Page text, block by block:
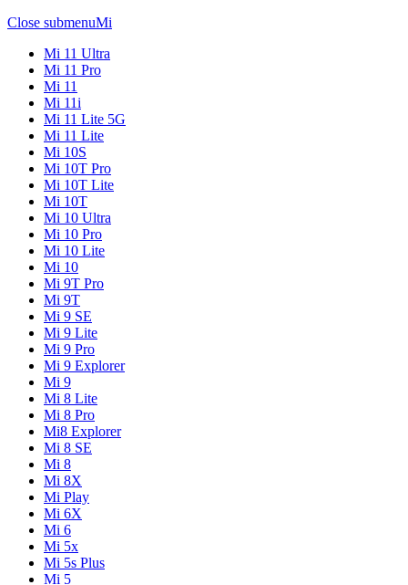
Close submenuMi
Mi 11 Ultra
Mi 11 Pro
Mi 11
Mi 11i
Mi 11 Lite 5G
Mi 11 Lite
Mi 10S
Mi 10T Pro
Mi 10T Lite
Mi 10T
Mi 10 Ultra
Mi 10 Pro
Mi 10 Lite
Mi 10
Mi 9T Pro
Mi 9T
Mi 9 SE
Mi 9 Lite
Mi 9 Pro
Mi 9 Explorer
Mi 9
Mi 8 Lite
Mi 8 Pro
Mi8 Explorer
Mi 8 SE
Mi 8
Mi 8X
Mi Play
Mi 6X
Mi 6
Mi 5x
Mi 5s Plus
Mi 5